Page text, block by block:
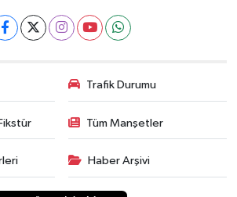
Trafik Durumu
Tüm Manşetler
Haber Arşivi